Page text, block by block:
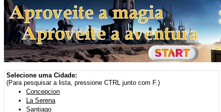
Selecione uma Cidade:
(Para pesquisar a lista, pressione CTRL junto com F.)
Concepcion
La Serena
Santiago